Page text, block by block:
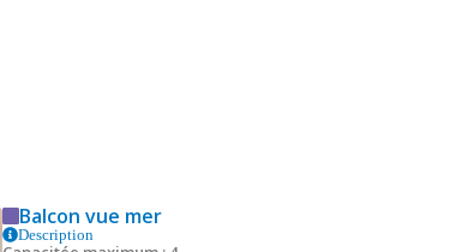
Balcon vue mer
Description